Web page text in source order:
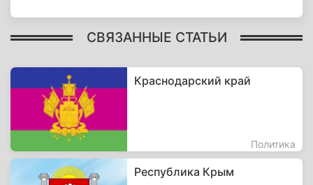
СВЯЗАННЫЕ СТАТЬИ
Краснодарский край
Политика
Республика Крым